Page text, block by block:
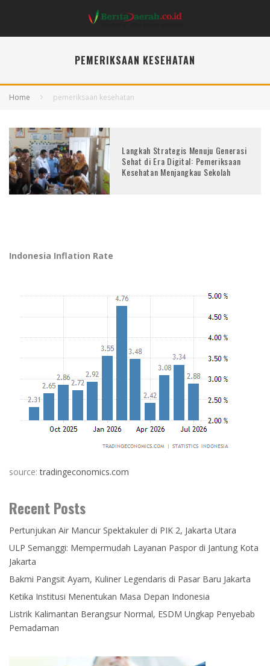
PEMERIKSAAN KESEHATAN
Home pemeriksaan kesehatan
Langkah Strategis Menuju Generasi
Sehat di Era Digital: Pemeriksaan
Kesehatan Menjangkau Sekolah
Indonesia Inflation Rate
source:tradingeconomics.com
Recent Posts
Pertunjukan Air Mancur Spektakuler di PIK 2, Jakarta Utara
ULP Semanggi: Mempermudah Layanan Paspor di Jantung Kota
Jakarta
Bakmi Pangsit Ayam, Kuliner Legendaris di Pasar Baru Jakarta
Ketika Institusi Menentukan Masa Depan Indonesia
Listrik Kalimantan Berangsur Normal, ESDM Ungkap Penyebab
Pemadaman